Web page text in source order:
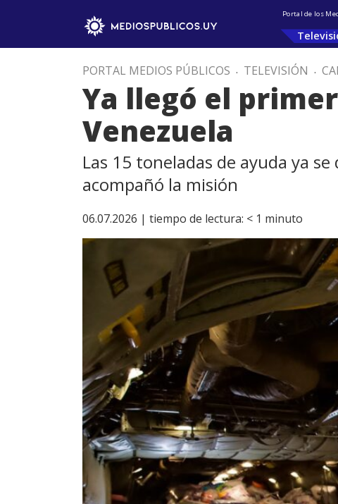
Portal de los
PORTAL MEDIOS PÚBLICOS . TELEVISIÓN .
Ya llegó el
Venezuela
Las 15 toneladas de ayuda ya
acompañó la misión
06.07.2026 | tiempo de lectura: < 1 minuto